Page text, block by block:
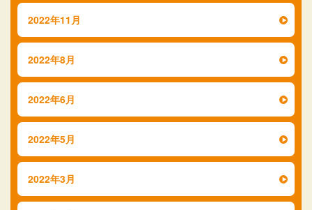
2022年11月
2022年8月
2022年6月
2022年5月
2022年3月